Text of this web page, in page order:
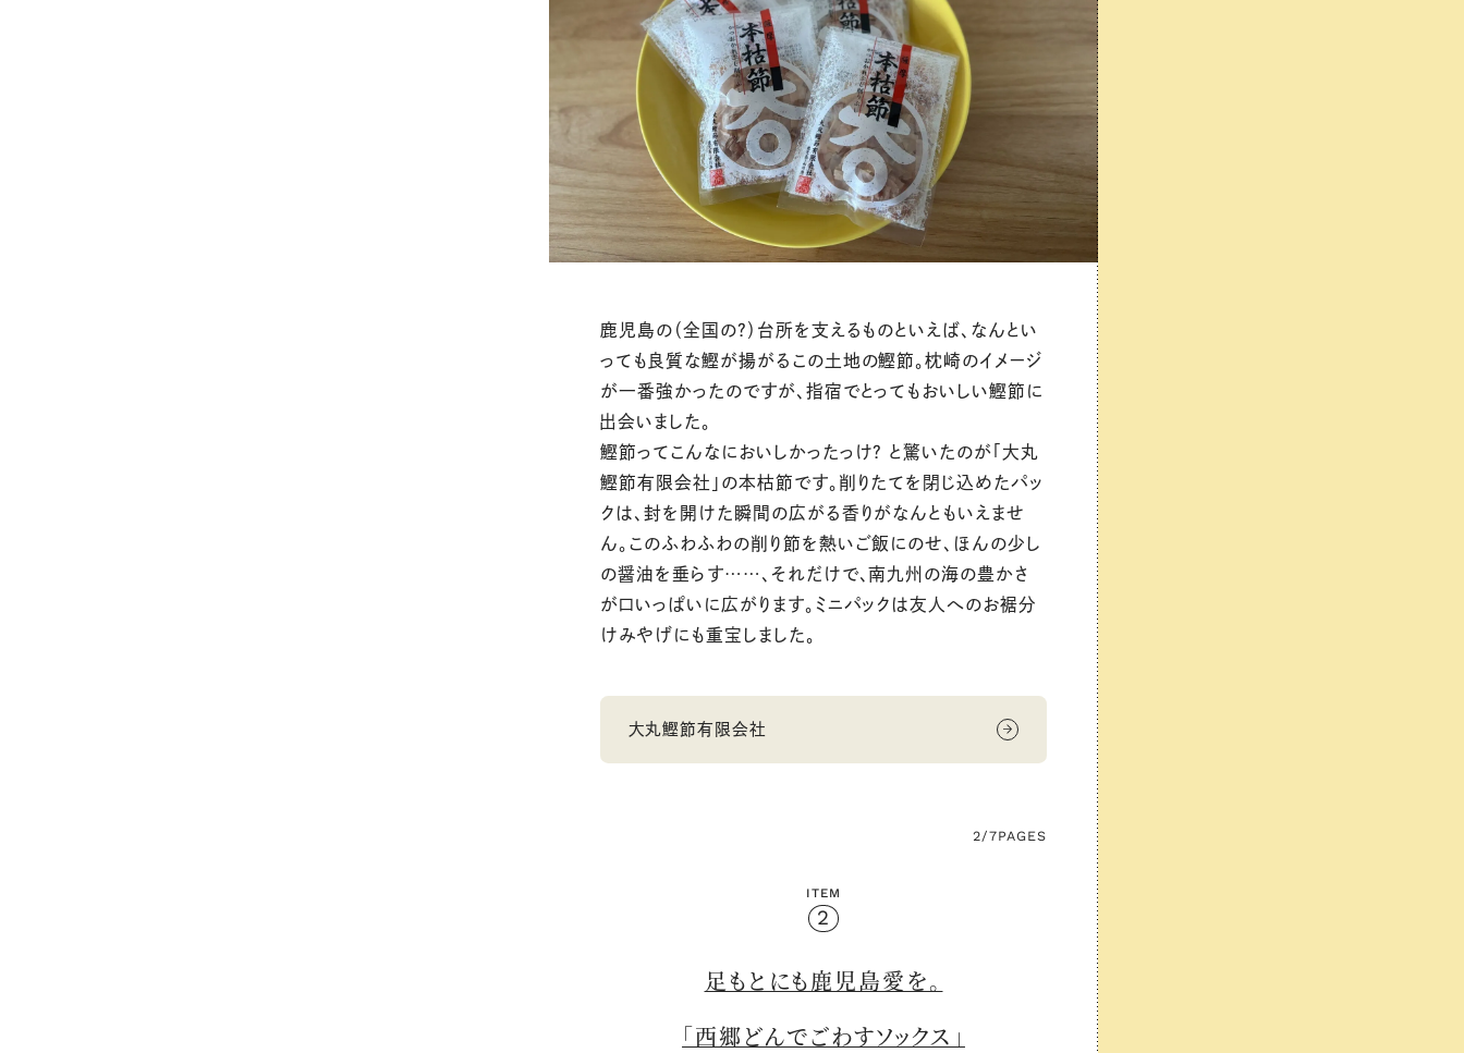
鹿児島の（全国の？）台所を支えるものといえば、なんとい
っても良質な鰹が揚がるこの土地の鰹節。枕崎のイメージ
が一番強かったのですが、指宿でとってもおいしい鰹節に
出会いました。
鰹節ってこんなにおいしかったっけ？ と驚いたのが「大丸
鰹節有限会社」の本枯節です。削りたてを閉じ込めたパッ
クは、封を開けた瞬間の広がる香りがなんともいえませ
ん。このふわふわの削り節を熱いご飯にのせ、ほんの少し
の醤油を垂らす……、それだけで、南九州の海の豊かさ
が口いっぱいに広がります。ミニパックは友人へのお裾分
けみやげにも重宝しました。
大丸鰹節有限会社
2/7PAGES
ITEM
2
足もとにも鹿児島愛を。
「西郷どんでごわすソックス」